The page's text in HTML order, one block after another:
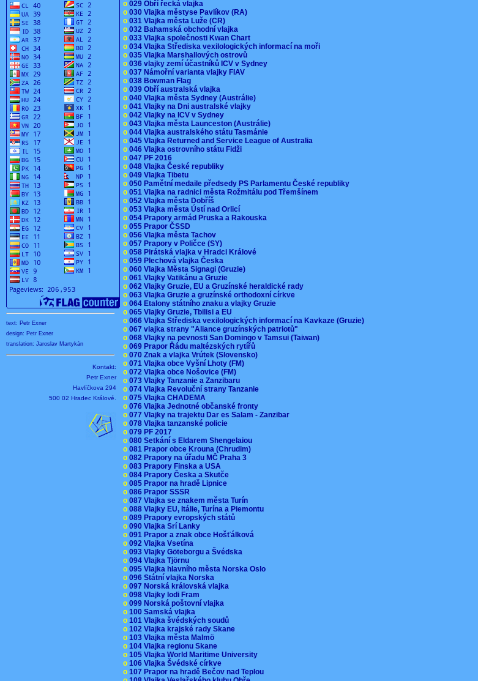
text: Petr Exner
design: Petr Exner
translation: Jaroslav Martykán
Kontakt:
Petr Exner
Havlíčkova 294
500 02 Hradec Králové.
o 029 Obří řecká vlajka
o 030 Vlajka městyse Pavlíkov (RA)
o 031 Vlajka města Luže (CR)
o 032 Bahamská obchodní vlajka
o 033 Vlajka společnosti Kwan Chart
o 034 Vlajka Střediska vexilologických informací na moři
o 035 Vlajka Marshallových ostrovů
o 036 vlajky zemí účastníků ICV v Sydney
o 037 Námořní varianta vlajky FIAV
o 038 Bowman Flag
o 039 Obří australská vlajka
o 040 Vlajka města Sydney (Austrálie)
o 041 Vlajky na Dni australské vlajky
o 042 Vlajky na ICV v Sydney
o 043 Vlajka města Launceston (Austrálie)
o 044 Vlajka australského státu Tasmánie
o 045 Vlajka Returned and Service League of Australia
o 046 Vlajka ostrovního státu Fidži
o 047 PF 2016
o 048 Vlajka České republiky
o 049 Vlajka Tibetu
o 050 Pamětní medaile předsedy PS Parlamentu České republiky
o 051 Vlajka na radnici města Rožmitálu pod Třemšínem
o 052 Vlajka města Dobříš
o 053 Vlajka města Ústí nad Orlicí
o 054 Prapory armád Pruska a Rakouska
o 055 Prapor ČSSD
o 056 Vlajka města Tachov
o 057 Prapory v Poličce (SY)
o 058 Pirátská vlajka v Hradci Králové
o 059 Plechová vlajka Česka
o 060 Vlajka Města Signagi (Gruzie)
o 061 Vlajky Vatikánu a Gruzie
o 062 Vlajky Gruzie, EU a Gruzínské heraldické rady
o 063 Vlajka Gruzie a gruzínské orthodoxní církve
o 064 Etalony státního znaku a vlajky Gruzie
o 065 Vlajky Gruzie, Tbilisi a EU
o 066 Vlajka Střediska vexilologických informací na Kavkaze (Gruzie)
o 067 vlajka strany "Aliance gruzínských patriotů"
o 068 Vlajky na pevnosti San Domingo v Tamsui (Taiwan)
o 069 Prapor Řádu maltézských rytířů
o 070 Znak a vlajka Vrútek (Slovensko)
o 071 Vlajka obce Vyšní Lhoty (FM)
o 072 Vlajka obce Nošovice (FM)
o 073 Vlajky Tanzanie a Zanzibaru
o 074 Vlajka Revoluční strany Tanzanie
o 075 Vlajka CHADEMA
o 076 Vlajka Jednotné občanské fronty
o 077 Vlajky na trajektu Dar es Salam - Zanzibar
o 078 Vlajka tanzanské policie
o 079 PF 2017
o 080 Setkání s Eldarem Shengelaiou
o 081 Prapor obce Krouna (Chrudim)
o 082 Prapory na úřadu MČ Praha 3
o 083 Prapory Finska a USA
o 084 Prapory Česka a Skutče
o 085 Prapor na hradě Lipnice
o 086 Prapor SSSR
o 087 Vlajka se znakem města Turín
o 088 Vlajky EU, Itálie, Turína a Piemontu
o 089 Prapory evropských států
o 090 Vlajka Srí Lanky
o 091 Prapor a znak obce Hošťálková
o 092 Vlajka Vsetína
o 093 Vlajky Göteborgu a Švédska
o 094 Vlajka Tjörnu
o 095 Vlajka hlavního města Norska Oslo
o 096 Státní vlajka Norska
o 097 Norská královská vlajka
o 098 Vlajky lodi Fram
o 099 Norská poštovní vlajka
o 100 Samská vlajka
o 101 Vlajka švédských soudů
o 102 Vlajka krajské rady Skane
o 103 Vlajka města Malmö
o 104 Vlajka regionu Skane
o 105 Vlajka World Maritime University
o 106 Vlajka Švédské církve
o 107 Prapor na hradě Bečov nad Teplou